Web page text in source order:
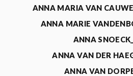
ANNA MARIA VAN
ANNA MARIE
ANNA
ANNA VAN DER
ANNA VAN